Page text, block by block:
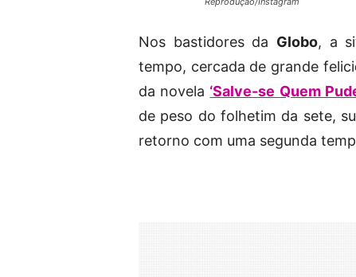
Nos bastidores da Globo, a
tempo, cercada de grande
da novela ‘Salve-se Quem
de peso do folhetim da sete,
retorno com uma segunda